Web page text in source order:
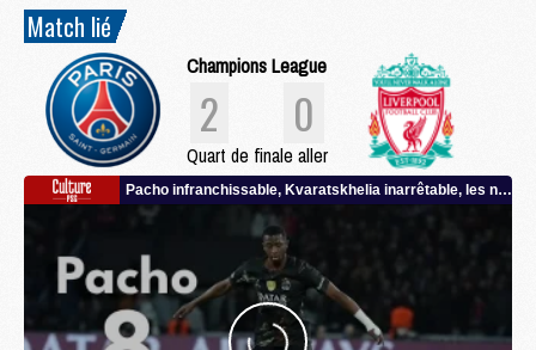
Match lié
Champions League
2 0
Quart de finale aller